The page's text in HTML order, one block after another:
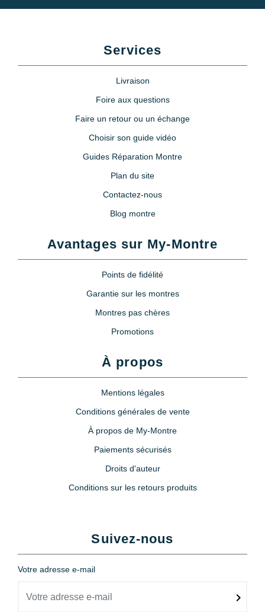
Services
Livraison
Foire aux questions
Faire un retour ou un échange
Choisir son guide vidéo
Guides Réparation Montre
Plan du site
Contactez-nous
Blog montre
Avantages sur My-Montre
Points de fidélité
Garantie sur les montres
Montres pas chères
Promotions
À propos
Mentions légales
Conditions générales de vente
À propos de My-Montre
Paiements sécurisés
Droits d'auteur
Conditions sur les retours produits
Suivez-nous
Votre adresse e-mail